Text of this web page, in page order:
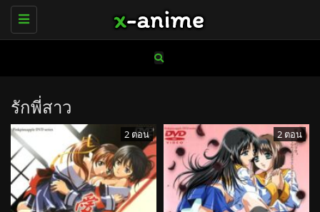
Toggle
navigation
รักพี่สาว
2 ตอน 2 ตอน